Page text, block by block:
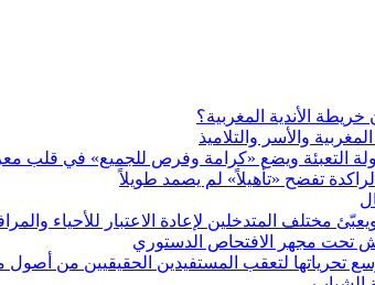
الأندية المغربية؟
ويضع «كرامة وفرص للجميع» في قلب معركة
مختلف المتدخلين لإعادة الاعتبار للأحياء
تحت مجهر الافتحاص الدستوري
تحرياتها لتعقب المستفيدين الحقيقيين من